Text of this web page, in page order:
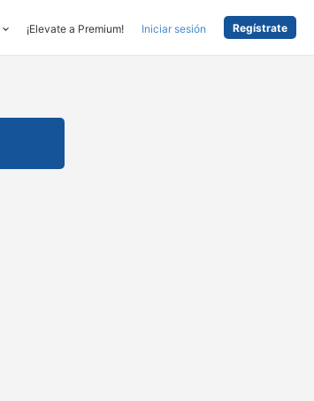
¡Elevate a Premium! Iniciar sesión Regístrate